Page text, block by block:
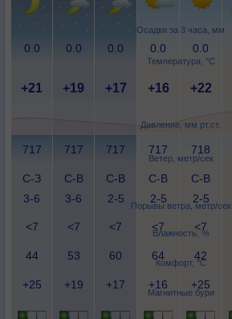
Осадки за 3 часа, мм
Температура, °C
Давление, мм рт.ст.
Ветер, метр/сек
Порывы ветра, метр/сек
Влажность, %
Комфорт, °C
Магнитные бури
0.0 0.0 0.0 0.0 0.0
+21 +19 +17 +16 +22
717 717 717 717 718
С-З
3-6
С-В
3-6
С-В
2-5
С-В
2-5
С-В
2-5
<7 <7 <7 <7 <7
44 53 60 64 42
+25 +19 +17 +16 +25